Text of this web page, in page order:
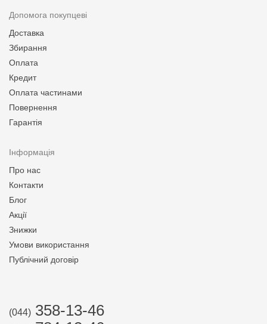
Допомога покупцеві
Доставка
Збирання
Оплата
Кредит
Оплата частинами
Повернення
Гарантія
Інформація
Про нас
Контакти
Блог
Акції
Знижки
Умови використання
Публічний договір
(044) 358-13-46